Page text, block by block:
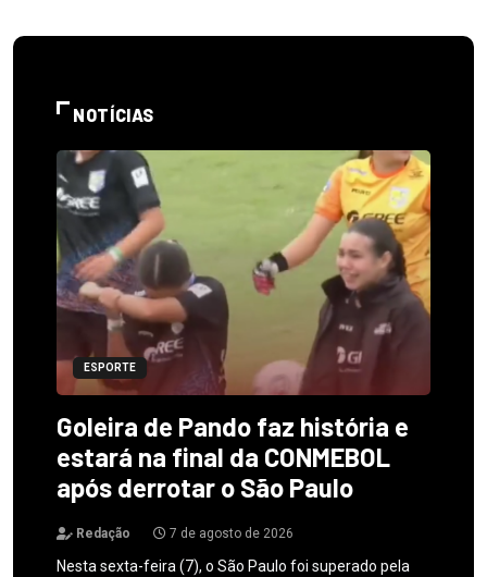
NOTÍCIAS
ESPORTE
Goleira de Pando faz história e
estará na final da CONMEBOL
após derrotar o São Paulo
Redação 7 de agosto de 2026
Nesta sexta-feira (7), o São Paulo foi superado pela